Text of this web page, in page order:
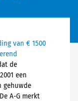
van € 1500
de
een
gehuwde
A-G merkt